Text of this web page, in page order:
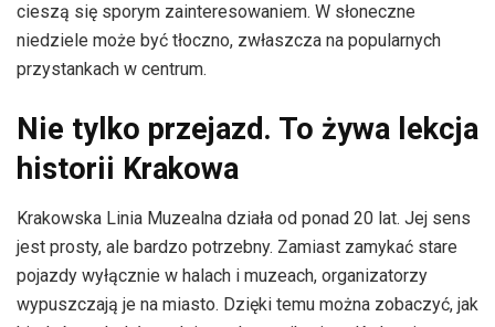
cieszą się sporym zainteresowaniem. W słoneczne
niedziele może być tłoczno, zwłaszcza na popularnych
przystankach w centrum.
Nie tylko przejazd. To żywa lekcja
historii Krakowa
Krakowska Linia Muzealna działa od ponad 20 lat. Jej sens
jest prosty, ale bardzo potrzebny. Zamiast zamykać stare
pojazdy wyłącznie w halach i muzeach, organizatorzy
wypuszczają je na miasto. Dzięki temu można zobaczyć, jak